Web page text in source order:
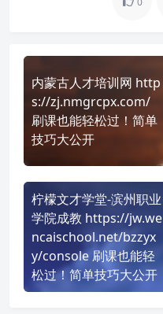
内蒙古人才培训网 http
s://zj.nmgrcpx.com/
刷课也能轻松过！简单
技巧大公开
柠檬文才学堂-滨州职业
学院成教 https://jw.we
ncaischool.net/bzzyx
y/console 刷课也能轻
松过！简单技巧大公开